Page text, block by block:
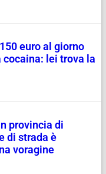
euro al giorno
cocaina: lei trova la
provincia di
di strada è
voragine